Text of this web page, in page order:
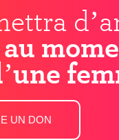
UN DON